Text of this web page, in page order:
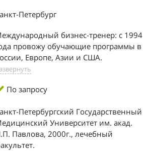
Петербург
бизнес-тренер: с 1994
провожу обучающие программы в
Европе, Азии и США.
По запросу
Петербургский Государственный
Университет им. акад.
Павлова, 2000г., лечебный